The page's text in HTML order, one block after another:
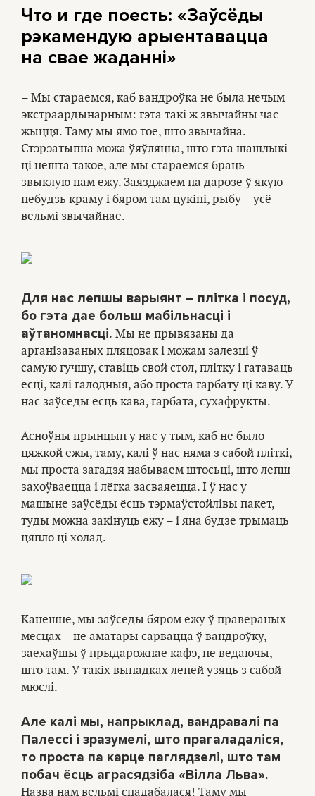
Что и где поесть: «Заўсёды
рэкамендую арыентавацца
на свае жаданні»
– Мы стараемся, каб вандроўка не была нечым
экстраардынарным: гэта такі ж звычайны час
жыцця. Таму мы ямо тое, што звычайна.
Стэрэатыпна можа ўяўляцца, што гэта шашлыкі
ці нешта такое, але мы стараемся браць
звыклую нам ежу. Заязджаем па дарозе ў якую-
небудзь краму і бяром там цукіні, рыбу – усё
вельмі звычайнае.
Для нас лепшы варыянт – плітка і посуд,
бо гэта дае больш мабільнасці і
аўтаномнасці. Мы не прывязаны да
арганізаваных пляцовак і можам залезці ў
самую гучшу, ставіць свой стол, плітку і гатаваць
есці, калі галодныя, або проста гарбату ці каву. У
нас заўсёды есць кава, гарбата, сухафрукты.
Асноўны прынцып у нас у тым, каб не было
цяжкой ежы, таму, калі ў нас няма з сабой пліткі,
мы проста загадзя набываем штосьці, што лепш
захоўваецца і лёгка засваяецца. І ў нас у
машыне заўсёды ёсць тэрмаўстойлівы пакет,
туды можна закінуць ежу – і яна будзе трымаць
цяпло ці холад.
Канешне, мы заўсёды бяром ежу ў правераных
месцах – не аматары сарвацца ў вандроўку,
заехаўшы ў прыдарожнае кафэ, не ведаючы,
што там. У такіх выпадках лепей узяць з сабой
мюслі.
Але калі мы, напрыклад, вандравалі па
Палессі і зразумелі, што прагаладаліся,
то проста па карце паглядзелі, што там
побач ёсць аграсядзіба «Вілла Льва».
Назва нам вельмі спадабалася! Таму мы